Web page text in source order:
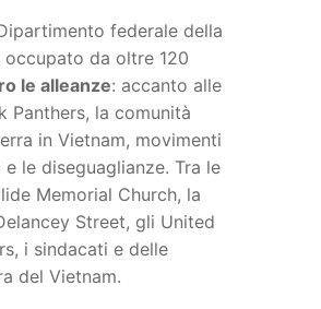
federale della
occupato da oltre 120
le alleanze: accanto alle
Panthers, la comunità
in Vietnam, movimenti
le diseguaglianze. Tra le
Memorial Church, la
Street, gli United
i sindacati e delle
del Vietnam.